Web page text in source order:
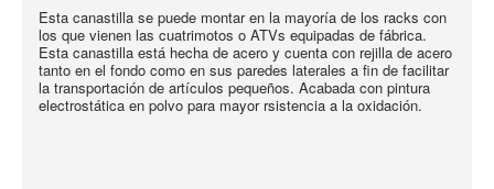
Esta canastilla se puede montar en la mayoría de los racks con
los que vienen las cuatrimotos o ATVs equipadas de fábrica.
Esta canastilla está hecha de acero y cuenta con rejilla de acero
tanto en el fondo como en sus paredes laterales a fin de facilitar
la transportación de artículos pequeños. Acabada con pintura
electrostática en polvo para mayor rsistencia a la oxidación.